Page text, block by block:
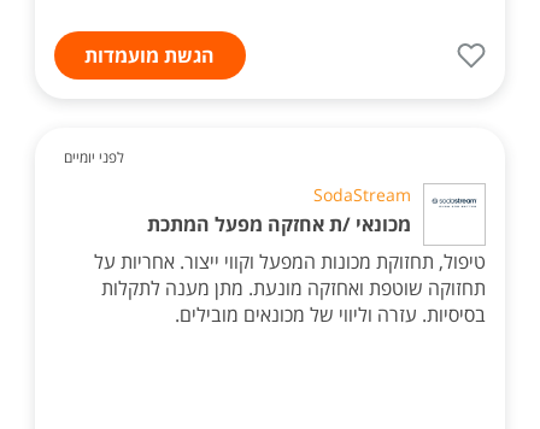
הגשת מועמדות
לפני יומיים
SodaStream
מכונאי /ת אחזקה מפעל המתכת
טיפול, תחזוקת מכונות המפעל וקווי ייצור. אחריות על
תחזוקה שוטפת ואחזקה מונעת. מתן מענה לתקלות
בסיסיות. עזרה וליווי של מכונאים מובילים.